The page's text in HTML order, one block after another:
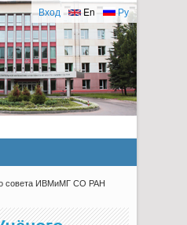
Ру
En
Вход
совета ИВМиМГ СО РАН